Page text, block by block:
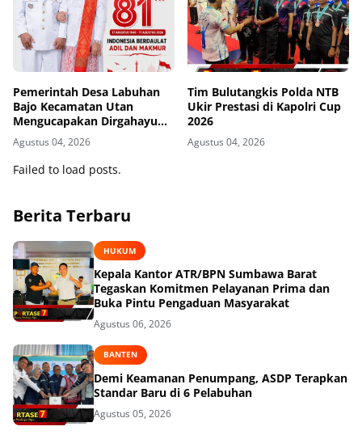
Pemerintah Desa Labuhan
Bajo Kecamatan Utan
Mengucapakan Dirgahayu
Republik Indonesia ke-81
Agustus 04, 2026
Tim Bulutangkis Polda NTB
Ukir Prestasi di Kapolri Cup
2026
Agustus 04, 2026
Failed to load posts.
Berita Terbaru
HUKUM
Kepala Kantor ATR/BPN Sumbawa Barat
Tegaskan Komitmen Pelayanan Prima dan
Buka Pintu Pengaduan Masyarakat
Agustus 06, 2026
BANTEN
Demi Keamanan Penumpang, ASDP Terapkan
Standar Baru di 6 Pelabuhan
Agustus 05, 2026